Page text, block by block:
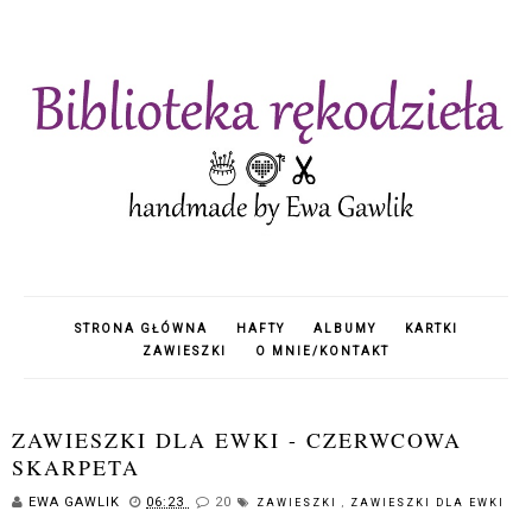
STRONA GŁÓWNA HAFTY ALBUMY
KARTKI
ZAWIESZKI
O MNIE/KONTAKT
ZAWIESZKI DLA EWKI - CZERWCOWA
SKARPETA
EWA GAWLIK 06:23 20 ZAWIESZKI ZAWIESZKI DLA EWKI